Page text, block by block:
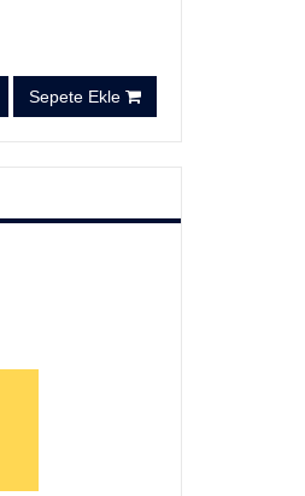
Sepete Ekle